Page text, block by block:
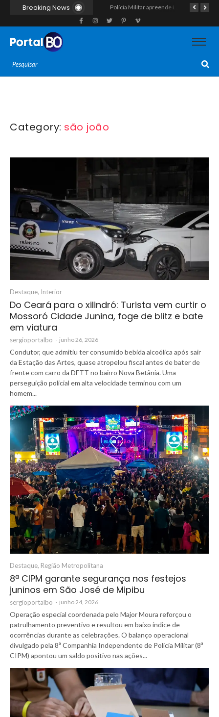
Breaking News
Força-tarefa interestadual mira rede de agiotagem e contrabando com mandados no Seridó e na Paraíba Polícia Militar apreende indivíduo com porção de maconha durante patrulhamento em Parelhas Polícia vai cumprir mandado e acaba estourando esquema de tráfico com drogas escondidas dentro de urso de pelúcia em João Câmara
Category: são joão
Destaque, Interior
Do Ceará para o xilindró: Turista vem curtir o
Mossoró Cidade Junina, foge de blitz e bate
em viatura
sergioportalbo - junho 26, 2026
Condutor, que admitiu ter consumido bebida alcoólica após sair
da Estação das Artes, quase atropelou fiscal antes de bater de
frente com carro da DFTT no bairro Nova Betânia. Uma
perseguição policial em alta velocidade terminou com um
homem...
Destaque, Região Metropolitana
8ª CIPM garante segurança nos festejos
juninos em São José de Mipibu
sergioportalbo - junho 24, 2026
Operação especial coordenada pelo Major Moura reforçou o
patrulhamento preventivo e resultou em baixo índice de
ocorrências durante as celebrações. O balanço operacional
divulgado pela 8ª Companhia Independente de Polícia Militar (8ª
CIPM) apontou um saldo positivo nas ações...